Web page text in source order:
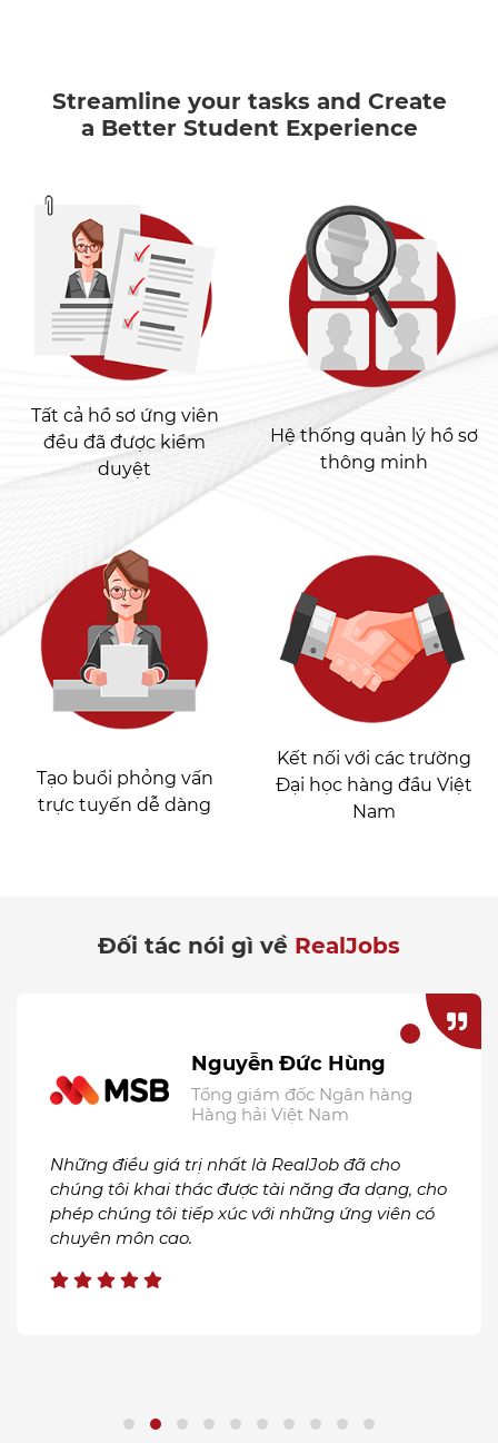
Streamline your tasks and Create
a Better Student Experience
Tất cả hồ sơ ứng viên
đều đã được kiểm
duyệt
Hệ thống quản lý hồ sơ
thông minh
Tạo buổi phỏng vấn
trực tuyến dễ dàng
Kết nối với các trường
Đại học hàng đầu Việt
Nam
Đối tác nói gì về RealJobs
Nguyễn Đức Hùng
Tổng giám đốc Ngân hàng
Hàng hải Việt Nam
Những điều giá trị nhất là RealJob đã cho
chúng tôi khai thác được tài năng đa dạng, cho
phép chúng tôi tiếp xúc với những ứng viên có
chuyên môn cao.